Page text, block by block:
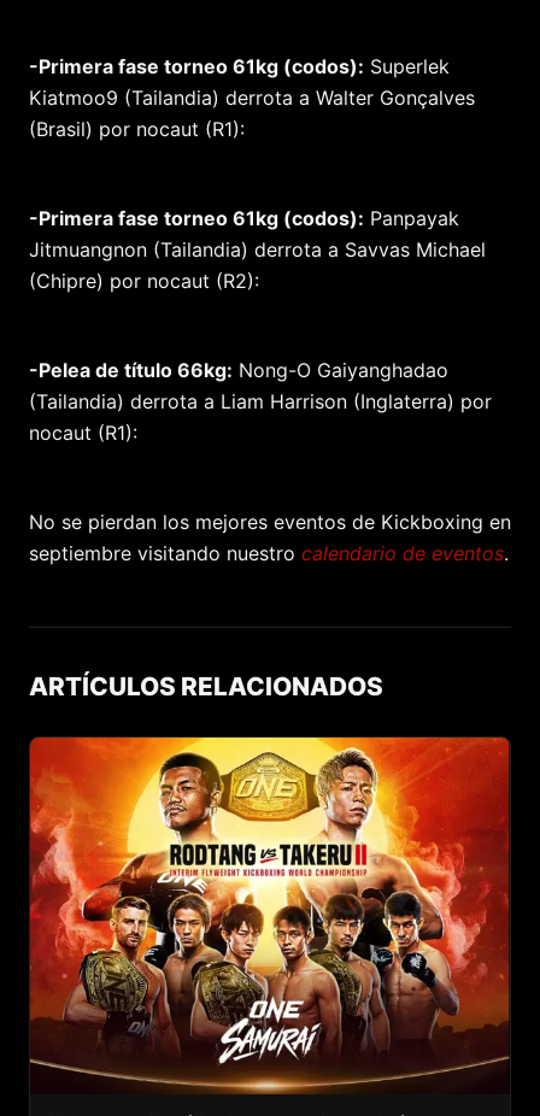
-Primera fase torneo 61kg (codos): Superlek
Kiatmoo9 (Tailandia) derrota a Walter Gonçalves
(Brasil) por nocaut (R1):
-Primera fase torneo 61kg (codos): Panpayak
Jitmuangnon (Tailandia) derrota a Savvas Michael
(Chipre) por nocaut (R2):
-Pelea de título 66kg: Nong-O Gaiyanghadao
(Tailandia) derrota a Liam Harrison (Inglaterra) por
nocaut (R1):
No se pierdan los mejores eventos de Kickboxing en
septiembre visitando nuestro calendario de eventos.
ARTÍCULOS RELACIONADOS